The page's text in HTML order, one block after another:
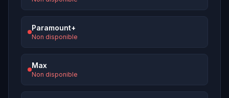
Paramount+
Non disponible
Max
Non disponible